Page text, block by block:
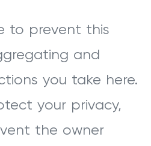
to prevent this
and
you take here.
your privacy,
the owner